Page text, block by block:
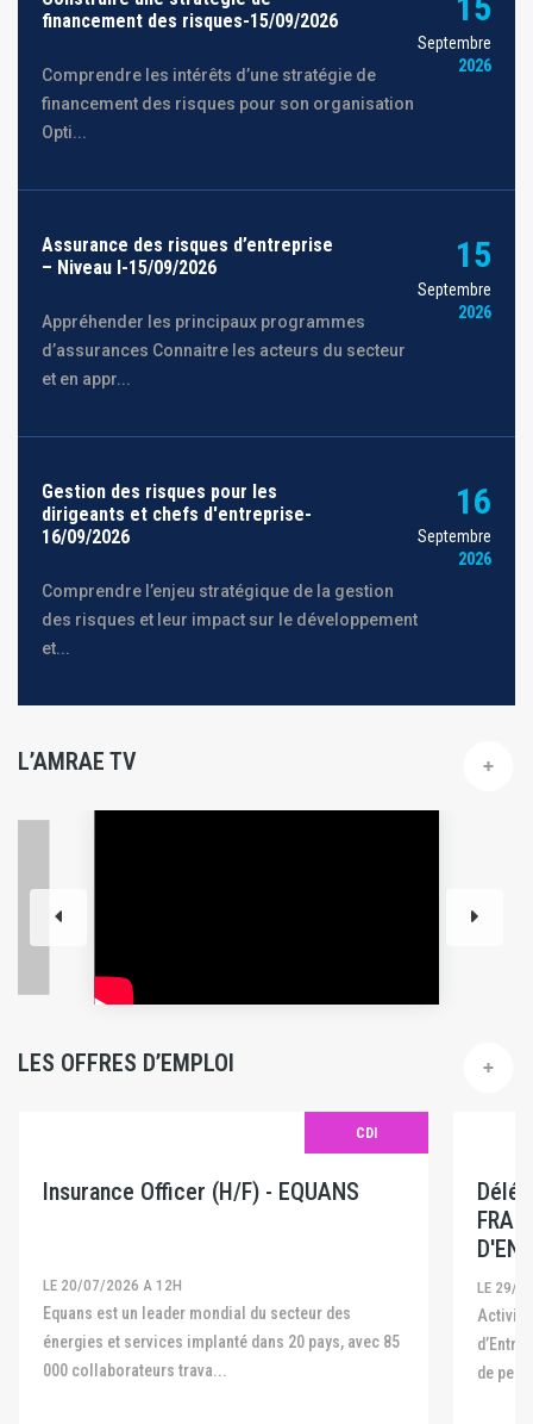
financement des risques-15/09/2026
Comprendre les intérêts d’une stratégie de
financement des risques pour son organisation
Opti...
Septembre
2026
Assurance des risques d’entreprise
– Niveau I-15/09/2026
Appréhender les principaux programmes
d’assurances Connaitre les acteurs du secteur
et en appr...
15
Septembre
2026
Gestion des risques pour les
dirigeants et chefs d'entreprise-
16/09/2026
Comprendre l’enjeu stratégique de la gestion
des risques et leur impact sur le développement
et...
16
Septembre
2026
L’AMRAE TV
LES OFFRES D’EMPLOI
CDI
Insurance Officer (H/F) - EQUANS
LE 20/07/2026 A 12H
Equans est un leader mondial du secteur des
énergies et services implanté dans 20 pays, avec 85
000 collaborateurs trava...
LE 29/
Activité La Fédération Française des Captives
de